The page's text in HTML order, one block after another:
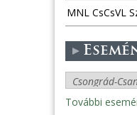
MNL CsCsVL
További